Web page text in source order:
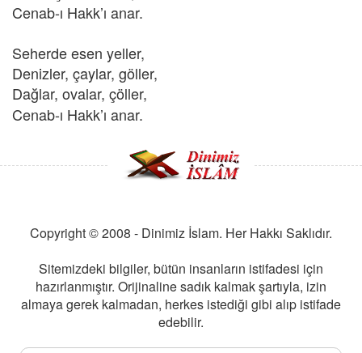
Cenab-ı Hakk’ı anar.
Seherde esen yeller,
Denizler, çaylar, göller,
Dağlar, ovalar, çöller,
Cenab-ı Hakk’ı anar.
Copyright © 2008 - Dinimiz İslam. Her Hakkı Saklıdır.
Sitemizdeki bilgiler, bütün insanların istifadesi için
hazırlanmıştır. Orijinaline sadık kalmak şartıyla, izin
almaya gerek kalmadan, herkes istediği gibi alıp istifade
edebilir.